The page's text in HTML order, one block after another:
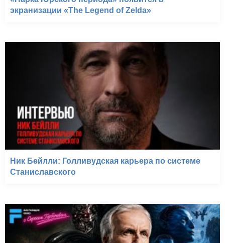
экранизации «The Legend of Zelda»
Ник Бейлли: Голливудская карьера по системе
Станиславского